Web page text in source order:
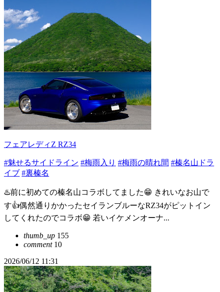
フェアレディZ RZ34
#魅せるサイドライン #梅雨入り #梅雨の晴れ間 #榛名山ドラ
イブ #裏榛名
♨️前に初めての榛名山コラボしてました😁 きれいなお山で
す👍偶然通りかかったセイランブルーなRZ34がピットイン
してくれたのでコラボ😁 若いイケメンオーナ...
thumb_up 155
comment10
2026/06/12 11:31